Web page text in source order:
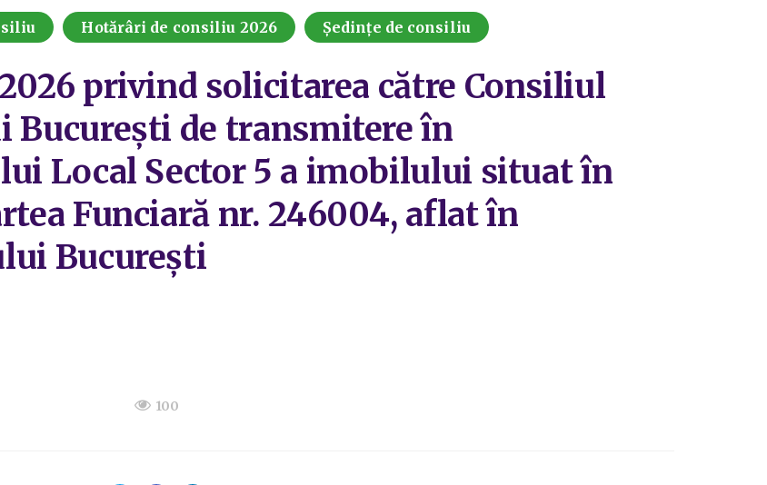
Hotărâri de consiliu 2026 Ședințe de consiliu
privind solicitarea către Consiliul
București de transmitere în
Local Sector 5 a imobilului situat în
Funciară nr. 246004, aflat în
București
100